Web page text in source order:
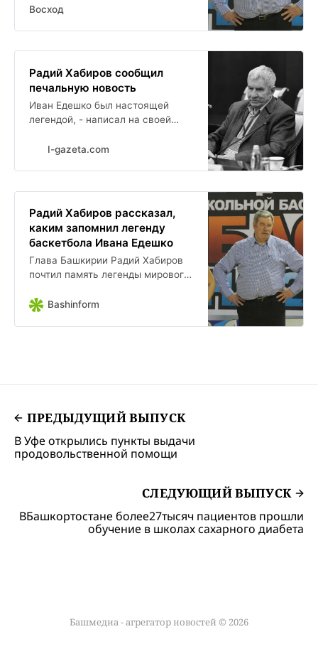
большого друга республики. Он
Восход
Радий Хабиров сообщил
печальную новость
Иван Едешко был настоящей
легендой, - написал на своей
Башкирии Радий Хабиров. - Даже
I-gazeta.com
Радий Хабиров рассказал,
каким запомнил легенду
баскетбола Ивана Едешко
Глава Башкирии Радий Хабиров
почтил память легенды мирового
чемпиона Ивана Едешко. По его
Bashinform
ПРЕДЫДУЩИЙ ВЫПУСК
В Уфе открылись пункты выдачи
продовольственной помощи
СЛЕДУЮЩИЙ ВЫПУСК
ВБашкортостане более27тысяч пациентов прошли
обучение в школах сахарного диабета
Башмедиа - агрегатор новостей © 2026